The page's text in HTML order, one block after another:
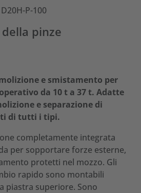
D20H-P-100
pinze
e smistamento per
da 10 t a 37 t. Adatte
e separazione di
di tutti i tipi.
completamente integrata
per sopportare forze esterne,
protetti nel mozzo. Gli
rapido sono montabili
piastra superiore. Sono